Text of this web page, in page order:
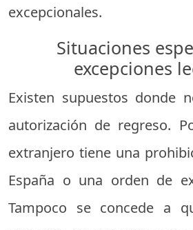
excepcionales.
Situaciones
excepciones
Existen supuestos donde
autorización de regreso.
extranjero tiene una
España o una orden de
Tampoco se concede a